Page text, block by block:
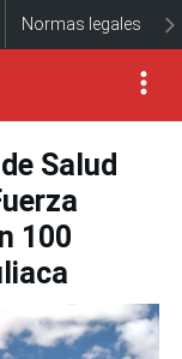
Normas legales
Salud
100